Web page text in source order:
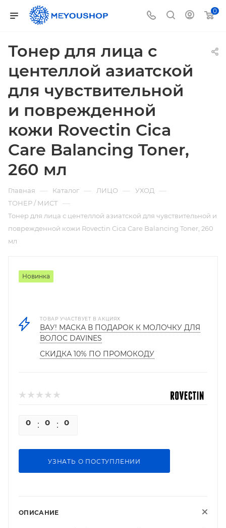
0
Тонер для лица с
центеллой азиатской
для чувствительной
и поврежденной
кожи Rovectin Cica
Care Balancing Toner,
260 мл
Главная — Каталог — ЛИЦО — УХОД —
ТОНЕР / МИСТ —
Тонер для лица с центеллой азиатской для чувствительной и
поврежденной кожи Rovectin Cica Care Balancing Toner, 260
мл
Новинка
ТОВАР УЧАСТВУЕТ В АКЦИЯХ
ВАУ! МАСКА В ПОДАРОК К МОЛОЧКУ ДЛЯ
ВОЛОС DAVINES
СКИДКА 10% ПО ПРОМОКОДУ
0 0 0
УЗНАТЬ О ПОСТУПЛЕНИИ
ОПИСАНИЕ